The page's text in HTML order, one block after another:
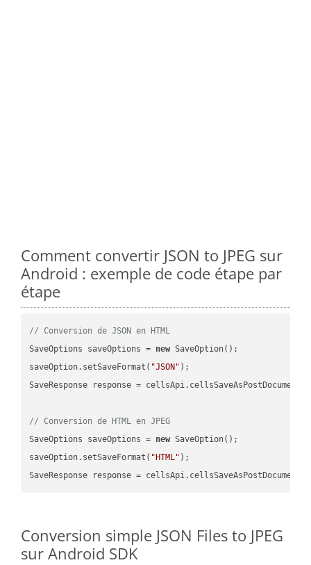
Comment convertir JSON to JPEG sur
Android : exemple de code étape par
étape
// Conversion de JSON en HTML
SaveOptions saveOptions = new SaveOption();
saveOption.setSaveFormat( "JSON" );
SaveResponse response =
// Conversion de HTML en JPEG
SaveOptions saveOptions = new SaveOption();
saveOption.setSaveFormat( "HTML" );
SaveResponse response =
Conversion simple JSON Files to JPEG
sur Android SDK